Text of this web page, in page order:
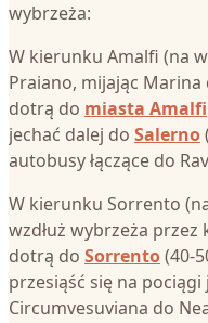
wybrzeża:
W kierunku Amalfi (na
Praiano, mijając
dotrą do miasta Amalfi
jechać dalej do Salerno
autobusy łączące do
W kierunku Sorrento
wzdłuż wybrzeża
dotrą do Sorrento(40-
przesiąść się na pociągi
Circumvesuviana do